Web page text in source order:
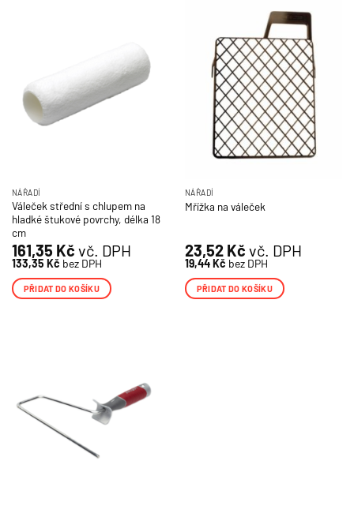
NÁŘADÍ
Váleček střední s chlupem na
hladké štukové povrchy, délka 18
cm
161,35 Kč vč. DPH
133,35 Kč bez DPH
PŘIDAT DO KOŠÍKU
NÁŘADÍ
Mřížka na váleček
23,52 Kč vč. DPH
19,44Kč bez DPH
PŘIDAT DO KOŠÍKU